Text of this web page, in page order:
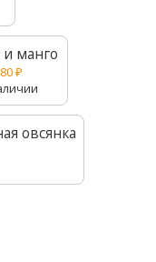
и манго
₽
овсянка